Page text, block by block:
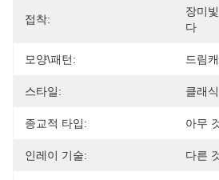
접착:
장미
다
모양\패턴: 드림
스타일: 클래식
종교적 타입: 아무
인레이 기술: 다른